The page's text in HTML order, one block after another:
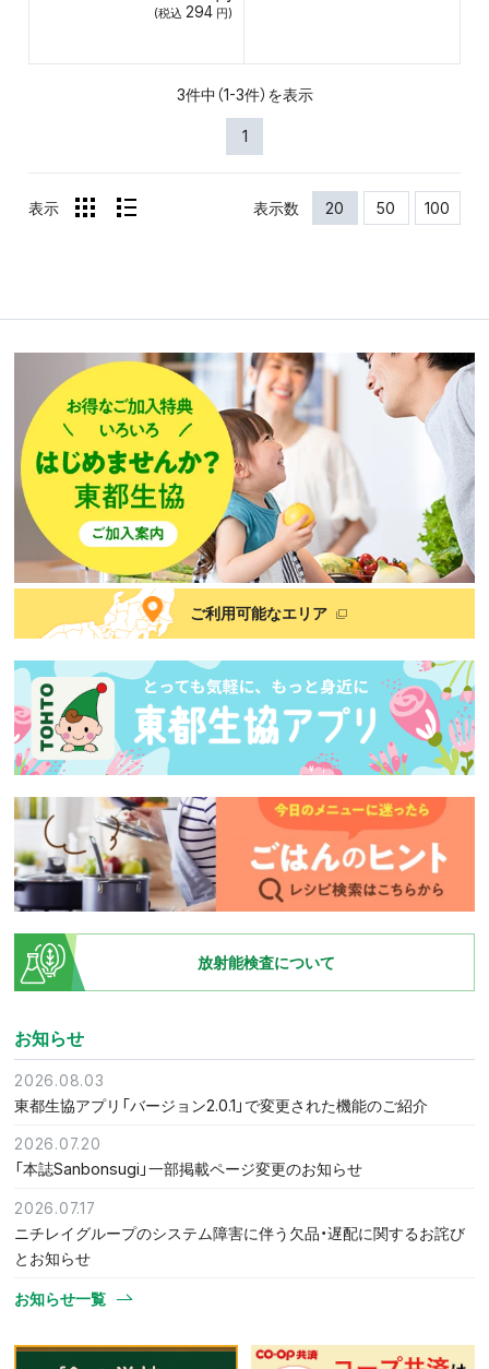
(税込 294 円)
3件中（1-3件）を表示
1
表示 表示数 20 50 100
ご利用可能なエリア
放射能検査について
お知らせ
2026.08.03
東都生協アプリ「バージョン2.0.1」で変更された機能のご紹介
2026.07.20
「本誌Sanbonsugi」一部掲載ページ変更のお知らせ
2026.07.17
ニチレイグループのシステム障害に伴う欠品・遅配に関するお詫び
とお知らせ
お知らせ一覧